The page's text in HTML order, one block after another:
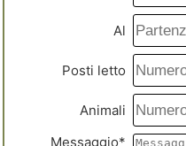
Al
Posti letto
Animali
Messaggio*